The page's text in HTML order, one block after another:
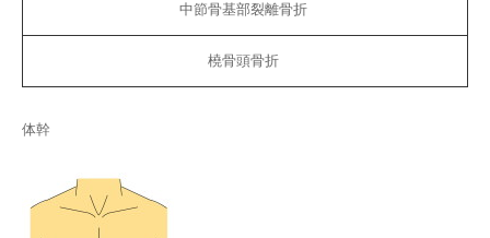
中節骨基部裂離骨折
橈骨頭骨折
体幹